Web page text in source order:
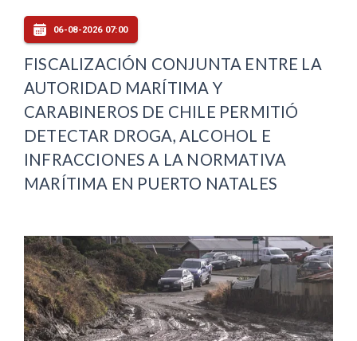
06-08-2026 07:00
FISCALIZACIÓN CONJUNTA ENTRE LA
AUTORIDAD MARÍTIMA Y
CARABINEROS DE CHILE PERMITIÓ
DETECTAR DROGA, ALCOHOL E
INFRACCIONES A LA NORMATIVA
MARÍTIMA EN PUERTO NATALES